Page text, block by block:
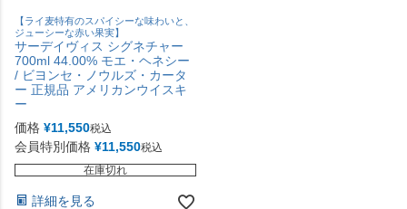
【ライ麦特有のスパイシーな味わいと、
ジューシーな赤い果実】
サーデイヴィス シグネチャー
700ml 44.00% モエ・ヘネシー
/ ビヨンセ・ノウルズ・カータ
ー 正規品 アメリカンウイスキ
ー
価格 ¥11,550税込
会員特別価格 ¥11,550税込
在庫切れ
詳細を見る